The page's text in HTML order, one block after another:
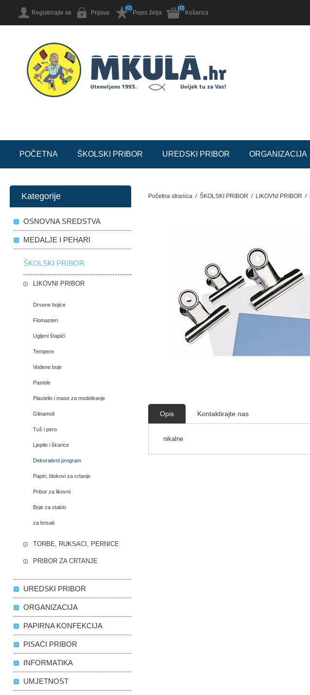
Registrirajte se Prijava Popis želja
(0)
Košarica
(0)
POČETNA ŠKOLSKI PRIBOR UREDSKI PRIBOR ORGANIZACIJA
Početna stranica / ŠKOLSKI PRIBOR / LIKOVNI PRIBOR /
Opis Kontaktirajte nas
nikalne
Kategorije
OSNOVNA SREDSTVA
MEDALJE I PEHARI
ŠKOLSKI PRIBOR
LIKOVNI PRIBOR
Drvene bojice
Flomasteri
Ugljeni štapići
Tempere
Vodene boje
Pastele
Plastelin i mase za modeliranje
Glinamoli
Tuš i pero
Ljepilo i škarice
Dekorativni program
Papiri, blokovi za crtanje
Pribor za likovni
Boje za staklo
za brisati
TORBE, RUKSACI, PERNICE
PRIBOR ZA CRTANJE
UREDSKI PRIBOR
ORGANIZACIJA
PAPIRNA KONFEKCIJA
PISAĆI PRIBOR
INFORMATIKA
UMJETNOST